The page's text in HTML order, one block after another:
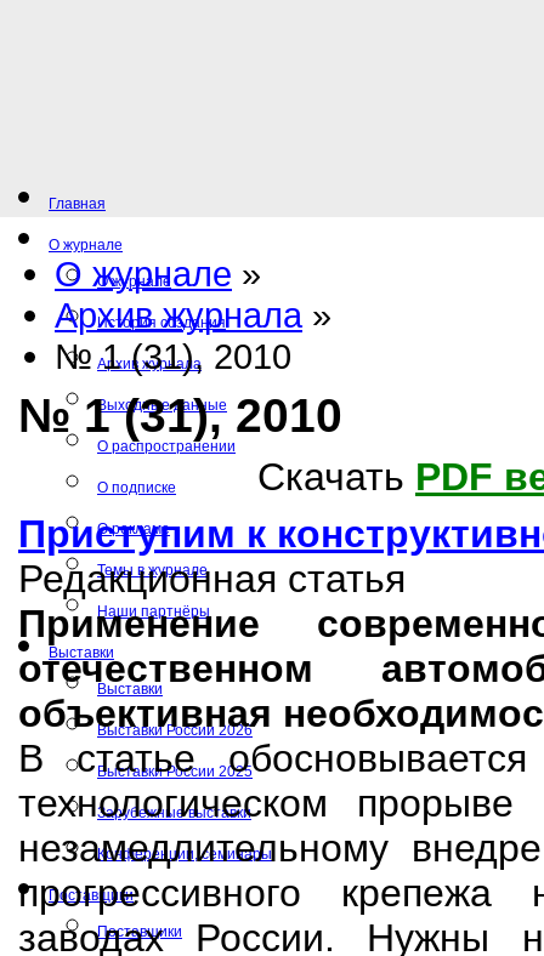
Главная
О журнале
О журнале
История создания
Архив журнала
Выходные данные
О распространении
О подписке
О рекламе
Темы в журнале
Наши партнёры
Выставки
Выставки
Выставки России 2026
Выставки России 2025
Зарубежные выставки
Конференции, семинары
Поставщики
Поставщики
О журнале »
Архив журнала»
№ 1 (31), 2010
№ 1 (31), 2010
Скачать PDF
Приступим к
Редакционная статья
Применение
отечественном
объективная
В статье
технологическом
незамедлительному
прогрессивного крепежа
заводах России. Нужны